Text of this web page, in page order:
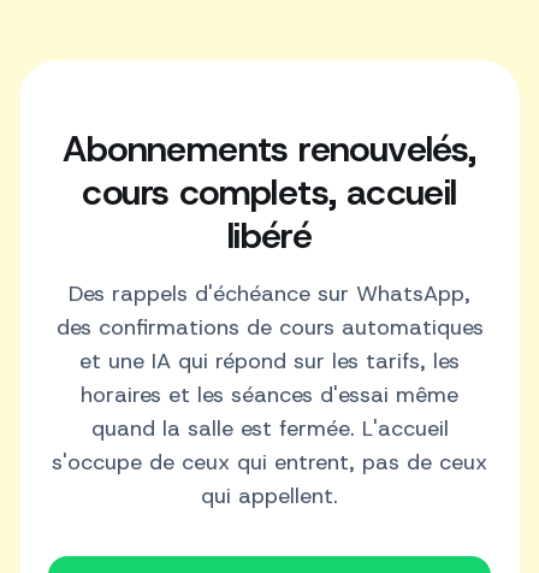
Abonnements renouvelés,
cours complets, accueil
libéré
Des rappels d'échéance sur WhatsApp,
des confirmations de cours automatiques
et une IA qui répond sur les tarifs, les
horaires et les séances d'essai même
quand la salle est fermée. L'accueil
s'occupe de ceux qui entrent, pas de ceux
qui appellent.